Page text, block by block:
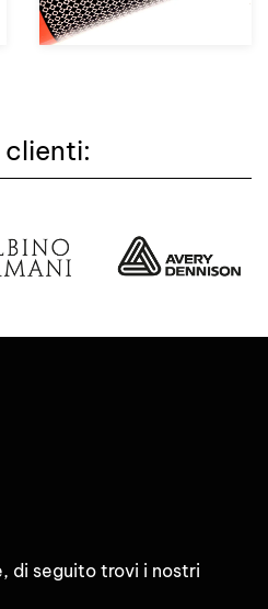
di seguito trovi i nostri